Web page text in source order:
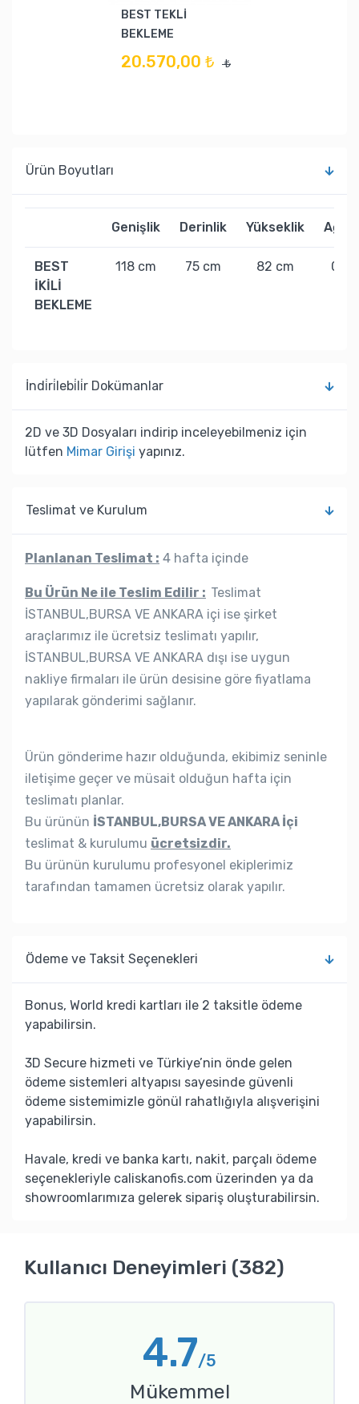
BEST TEKLİ
BEKLEME
20.570,00 ₺ ₺
Ürün Boyutları
Genişlik Derinlik Yükseklik
BEST
İKİLİ
BEKLEME
118 cm 75 cm 82 cm 0 kg
İndi̇ri̇lebi̇li̇r Dokümanlar
2D ve 3D Dosyaları indirip inceleyebilmeniz için
lütfen Mimar Girişi yapınız.
Teslimat ve Kurulum
Planlanan Teslimat : 4 hafta içinde
Bu Ürün Ne ile Teslim Edilir : Teslimat
İSTANBUL,BURSA VE ANKARA içi ise şirket
araçlarımız ile ücretsiz teslimatı yapılır,
İSTANBUL,BURSA VE ANKARA dışı ise uygun
nakliye firmaları ile ürün desisine göre fiyatlama
yapılarak gönderimi sağlanır.
Ürün gönderime hazır olduğunda, ekibimiz seninle
iletişime geçer ve müsait olduğun hafta için
teslimatı planlar.
Bu ürünün İSTANBUL,BURSA VE ANKARA İçi
teslimat & kurulumu ücretsizdir.
Bu ürünün kurulumu profesyonel ekiplerimiz
tarafından tamamen ücretsiz olarak yapılır.
Ödeme ve Taksit Seçenekleri
Bonus, World kredi kartları ile 2 taksitle ödeme
yapabilirsin.
3D Secure hizmeti ve Türkiye’nin önde gelen
ödeme sistemleri altyapısı sayesinde güvenli
ödeme sistemimizle gönül rahatlığıyla alışverişini
yapabilirsin.
Havale, kredi ve banka kartı, nakit, parçalı ödeme
seçenekleriyle caliskanofis.com üzerinden ya da
showroomlarımıza gelerek sipariş oluşturabilirsin.
Kullanıcı Deneyimleri (382)
4.7/5
Mükemmel